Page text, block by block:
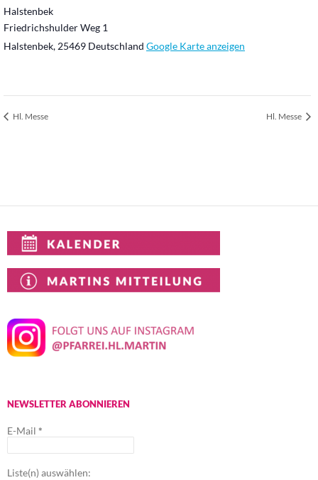
Halstenbek
Friedrichshulder Weg 1
Halstenbek, 25469 Deutschland Google Karte anzeigen
Hl. Messe Hl. Messe
NEWSLETTER ABONNIEREN
E-Mail *
Liste(n) auswählen: